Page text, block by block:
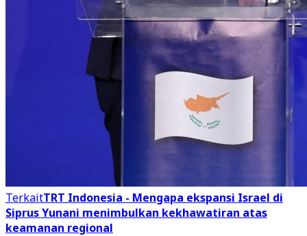
TerkaitTRT Indonesia - Mengapa ekspansi Israel di
Siprus Yunani menimbulkan kekhawatiran atas
keamanan regional